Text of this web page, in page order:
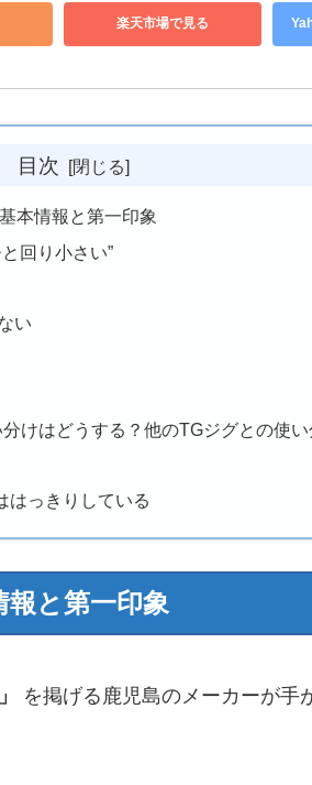
楽天市場で見る
目次
本情報と第一印象
回り小さい”
い
けはどうする？他のTGジグとの使い
はっきりしている
と第一印象
を掲げる鹿児島のメーカーが手